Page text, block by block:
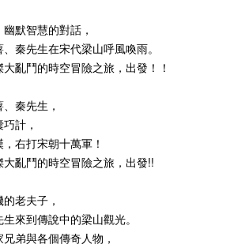
默智慧的對話，
秦先生在宋代梁山呼風喚雨。
亂鬥的時空冒險之旅，出發！！
秦先生，
計，
右打宋朝十萬軍！
亂鬥的時空冒險之旅，出發!!
老夫子，
來到傳說中的梁山觀光。
弟與各個傳奇人物，